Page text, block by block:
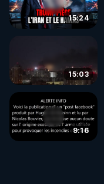
15:24
15:03
9:16